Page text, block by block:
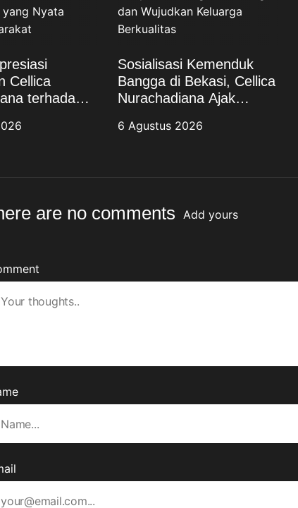
Cellica
terhadap
yang Nyata
Sosialisasi Kemenduk
Bangga di Bekasi, Cellica
Nurachadiana Ajak
Stunting dan Wujudkan
6 Agustus 2026
are no comments Add yours